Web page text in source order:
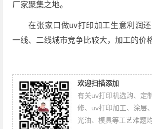
厂家聚集之地。
在张家口做uv打印加工生意利润
一线、二线城市竞争比较大，加工的价
欢迎扫描添加
有关uv打印机选购、定
修、uv打印加工、涂层
光油、模具等工艺难题